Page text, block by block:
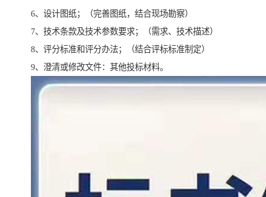
6、设计图纸；（完善图纸，结合现场勘察）
7、技术条款及技术参数要求；（需求、技术描述）
8、评分标准和评分办法；（结合评标标准制定）
9、澄清或修改文件：其他投标材料。